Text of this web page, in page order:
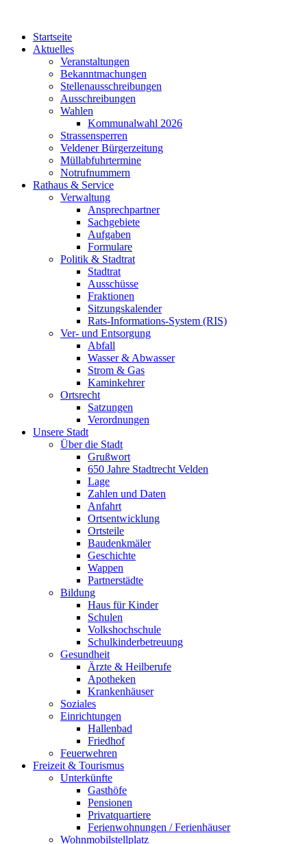
Startseite
Aktuelles
Veranstaltungen
Bekanntmachungen
Stellenausschreibungen
Ausschreibungen
Wahlen
Kommunalwahl 2026
Strassensperren
Veldener Bürgerzeitung
Müllabfuhrtermine
Notrufnummern
Rathaus & Service
Verwaltung
Ansprechpartner
Sachgebiete
Aufgaben
Formulare
Politik & Stadtrat
Stadtrat
Ausschüsse
Fraktionen
Sitzungskalender
Rats-Informations-System (RIS)
Ver- und Entsorgung
Abfall
Wasser & Abwasser
Strom & Gas
Kaminkehrer
Ortsrecht
Satzungen
Verordnungen
Unsere Stadt
Über die Stadt
Grußwort
650 Jahre Stadtrecht Velden
Lage
Zahlen und Daten
Anfahrt
Ortsentwicklung
Ortsteile
Baudenkmäler
Geschichte
Wappen
Partnerstädte
Bildung
Haus für Kinder
Schulen
Volkshochschule
Schulkinderbetreuung
Gesundheit
Ärzte & Heilberufe
Apotheken
Krankenhäuser
Soziales
Einrichtungen
Hallenbad
Friedhof
Feuerwehren
Freizeit & Tourismus
Unterkünfte
Gasthöfe
Pensionen
Privatquartiere
Ferienwohnungen / Ferienhäuser
Wohnmobilstellplatz